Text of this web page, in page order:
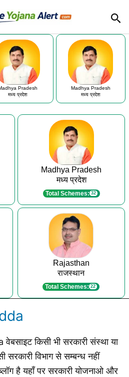
Pradesh
मध्य प्रदेश
Madhya Pradesh
मध्य प्रदेश
Madhya Pradesh
मध्य प्रदेश
Total Schemes: 32
Rajasthan
राजस्थान
Total Schemes: 22
किसी भी सरकारी संस्था या
सरकारी विभाग से सम्बन्ध नहीं
है यहाँ पर सरकारी योजनाओ और